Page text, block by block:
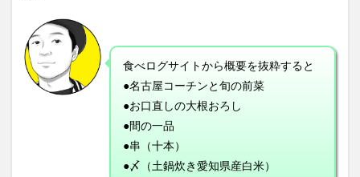
食べログサイトから概要を抜粋すると
●名古屋コーチンと旬の前菜
●お口直しの大根おろし
●間の一品
●串（十本）
●〆（土鍋炊き愛知県産白米）